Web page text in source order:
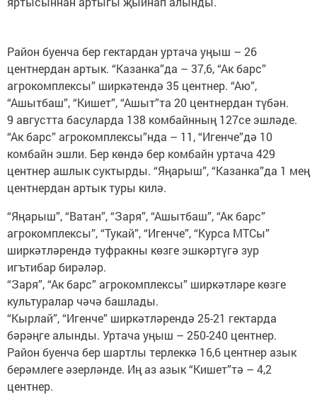
Район буенча бер гектардан уртача уңыш – 26
центнердан артык. “Казанка”да – 37,6, “Ак барс”
агрокомплексы” ширкәтендә 35 центнер. “Аю”,
“Ашытбаш”, “Кишет”, “Ашыт”та 20 центнердан түбән.
9 августта басуларда 138 комбайнның 127се эшләде.
“Ак барс” агрокомплексы”нда – 11, “Игенче”дә 10
комбайн эшли. Бер көндә бер комбайн уртача 429
центнер ашлык суктырды. “Яңарыш”, “Казанка”да 1 мең
центнердан артык туры килә.
“Яңарыш”, “Ватан”, “Заря”, “Ашытбаш”, “Ак барс”
агрокомплексы”, “Тукай”, “Игенче”, “Курса МТСы”
ширкәтләрендә туфракны көзге эшкәртүгә зур
игътибар бирәләр.
“Заря”, “Ак барс” агрокомплексы” ширкәтләре көзге
культуралар чәчә башлады.
“Кырлай”, “Игенче” ширкәтләрендә 25-21 гектарда
бәрәңге алынды. Уртача уңыш – 250-240 центнер.
Район буенча бер шартлы терлеккә 16,6 центнер азык
берәмлеге әзерләнде. Иң аз азык “Кишет”тә – 4,2
центнер.